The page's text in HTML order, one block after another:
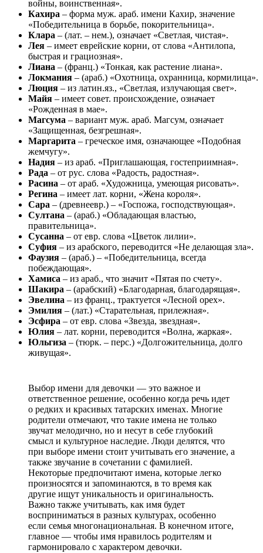
войны, воинственная».
Кахира – форма муж. араб. имени Кахир, значение
«Победительница в борьбе, покорительница».
Клара – (лат. – нем.), означает «Светлая, чистая».
Лея – имеет еврейские корни, от слова «Антилопа,
быстрая и грациозная».
Лиана – (франц.) «Тонкая, как растение лиана».
Локмания – (араб.) «Охотница, охранница, кормилица».
Люция – из латин.яз., «Светлая, излучающая свет».
Майя – имеет совет. происхождение, означает
«Рожденная в мае».
Магсума – вариант муж. араб. Магсум, означает
«Защищенная, безгрешная».
Маргарита – греческое имя, означающее «Подобная
жемчугу».
Надия – из араб. «Приглашающая, гостеприимная».
Рада – от рус. слова «Радость, радостная».
Расина – от араб. «Художница, умеющая рисовать».
Регина – имеет лат. корни, «Жена короля».
Сара – (древнеевр.) – «Госпожа, господствующая».
Султана – (араб.) «Обладающая властью,
правительница».
Сусанна – от евр. слова «Цветок лилии».
Суфия – из арабского, переводится «Не делающая зла».
Фаузия – (араб.) – «Победительница, всегда
побеждающая».
Хамиса – из араб., что значит «Пятая по счету».
Шакира – (арабский) «Благодарная, благодарящая».
Эвелина – из франц., трактуется «Лесной орех».
Эмилия – (лат.) «Старательная, прилежная».
Эсфира – от евр. слова «Звезда, звездная».
Юлия – лат. корни, переводится «Волна, жаркая».
Юльгиза – (тюрк. – перс.) «Долгожительница, долго
живущая».
Выбор имени для девочки — это важное и
ответственное решение, особенно когда речь идет
о редких и красивых татарских именах. Многие
родители отмечают, что такие имена не только
звучат мелодично, но и несут в себе глубокий
смысл и культурное наследие. Люди делятся, что
при выборе имени стоит учитывать его значение, а
также звучание в сочетании с фамилией.
Некоторые предпочитают имена, которые легко
произносятся и запоминаются, в то время как
другие ищут уникальность и оригинальность.
Важно также учитывать, как имя будет
восприниматься в разных культурах, особенно
если семья многонациональная. В конечном итоге,
главное — чтобы имя нравилось родителям и
гармонировало с характером девочки.